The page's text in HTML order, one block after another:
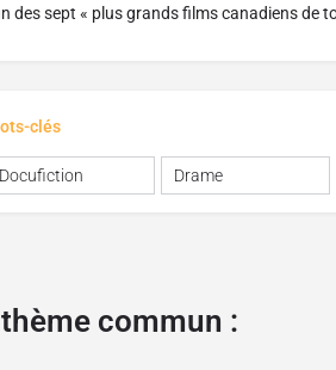
des sept « plus grands films canadiens de
clés
Docufiction Drame
commun :